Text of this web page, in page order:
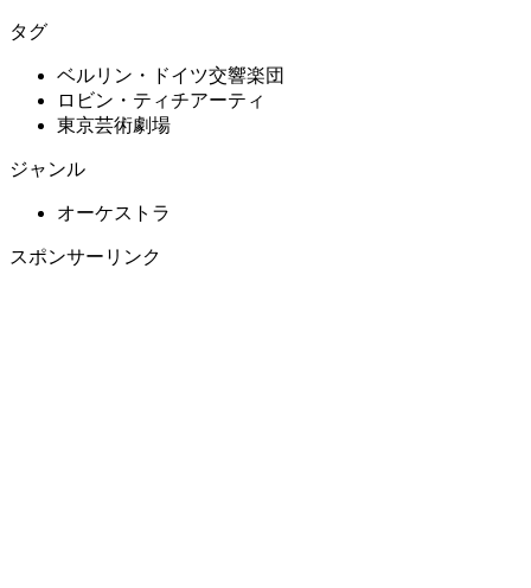
タグ
ベルリン・ドイツ交響楽団
ロビン・ティチアーティ
東京芸術劇場
ジャンル
オーケストラ
スポンサーリンク